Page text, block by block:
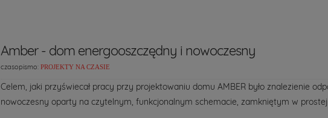
Amber - dom energooszczędny i nowoczesny
czasopismo: PROJEKTY NA CZASIE
Celem, jaki przyświecał pracy przy projektowaniu domu AMBER było znalezienie
nowoczesny oparty na czytelnym, funkcjonalnym schemacie, zamkniętym w